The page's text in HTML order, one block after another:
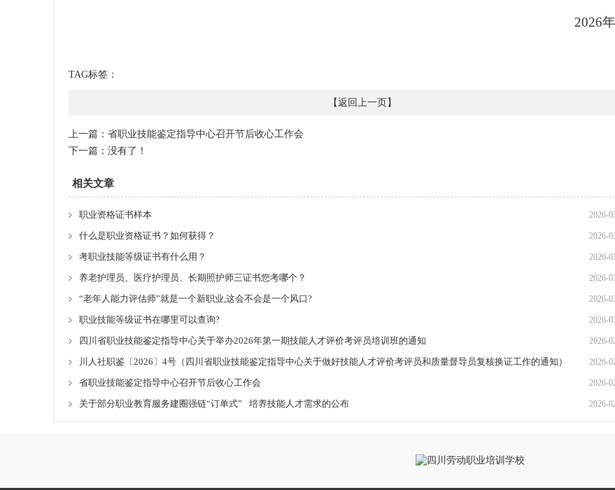
2026年
TAG标签：
【返回上一页】
上一篇： 省职业技能鉴定指导中心召开节后收心工作会
下一篇：没有了！
相关文章
职业资格证书样本 2026-
什么是职业资格证书？如何获得？ 2026-
考职业技能等级证书有什么用？ 2026-
养老护理员、医疗护理员、长期照护师三证书您考哪个？ 2026-
“老年人能力评估师”就是一个新职业,这会不会是一个风口? 2026-
职业技能等级证书在哪里可以查询? 2026-
四川省职业技能鉴定指导中心关于举办2026年第一期技能人才评价考评员培训班的通知 2026-
川人社职鉴〔2026〕4号（四川省职业技能鉴定指导中心关于做好技能人才评价考评员和质量督导员复核换证工作的通知） 2026-
省职业技能鉴定指导中心召开节后收心工作会 2026-
关于部分职业教育服务建圈强链“订单式” 培养技能人才需求的公布 2026-